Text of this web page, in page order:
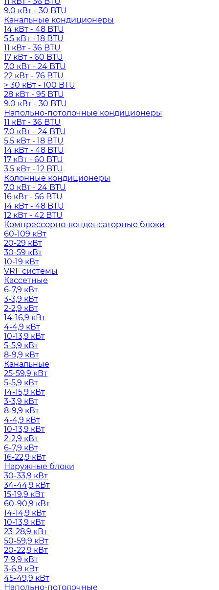
9.0 кВт - 30 BTU
Канальные кондиционеры
14 кВт - 48 BTU
5.5 кВт - 18 BTU
11 кВт - 36 BTU
17 кВт - 60 BTU
7.0 кВт - 24 BTU
22 кВт - 76 BTU
> 30 кВт - 100 BTU
28 кВт - 95 BTU
9.0 кВт - 30 BTU
Напольно-потолочные кондиционеры
11 кВт - 36 BTU
7.0 кВт - 24 BTU
5.5 кВт - 18 BTU
14 кВт - 48 BTU
17 кВт - 60 BTU
3.5 кВт - 12 BTU
Колонные кондиционеры
7.0 кВт - 24 BTU
16 кВт - 56 BTU
14 кВт - 48 BTU
12 кВт - 42 BTU
Компрессорно-конденсаторные блоки
60-109 кВт
20-29 кВт
30-59 кВт
10-19 кВт
VRF системы
Кассетные
6-7,9 кВт
3-3,9 кВт
2-2,9 кВт
14-16,9 кВт
4-4,9 кВт
10-13,9 кВт
5-5,9 кВт
8-9,9 кВт
Канальные
25-59,9 кВт
5-5,9 кВт
14-15,9 кВт
3-3,9 кВт
8-9,9 кВт
4-4,9 кВт
10-13,9 кВт
2-2,9 кВт
6-7,9 кВт
16-22,9 кВт
Наружные блоки
30-33,9 кВт
34-44,9 кВт
15-19,9 кВт
60-90,9 кВт
14-14,9 кВт
10-13,9 кВт
23-28,9 кВт
50-59,9 кВт
20-22,9 кВт
7-9,9 кВт
3-6,9 кВт
45-49,9 кВт
Напольно-потолочные